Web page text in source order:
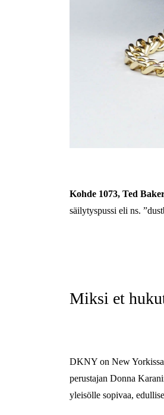
Kohde 1073, Ted
säilytyspussi eli ns.
Miksi et
DKNY on New Yorkissa
perustajan Donna
yleisölle sopivaa,